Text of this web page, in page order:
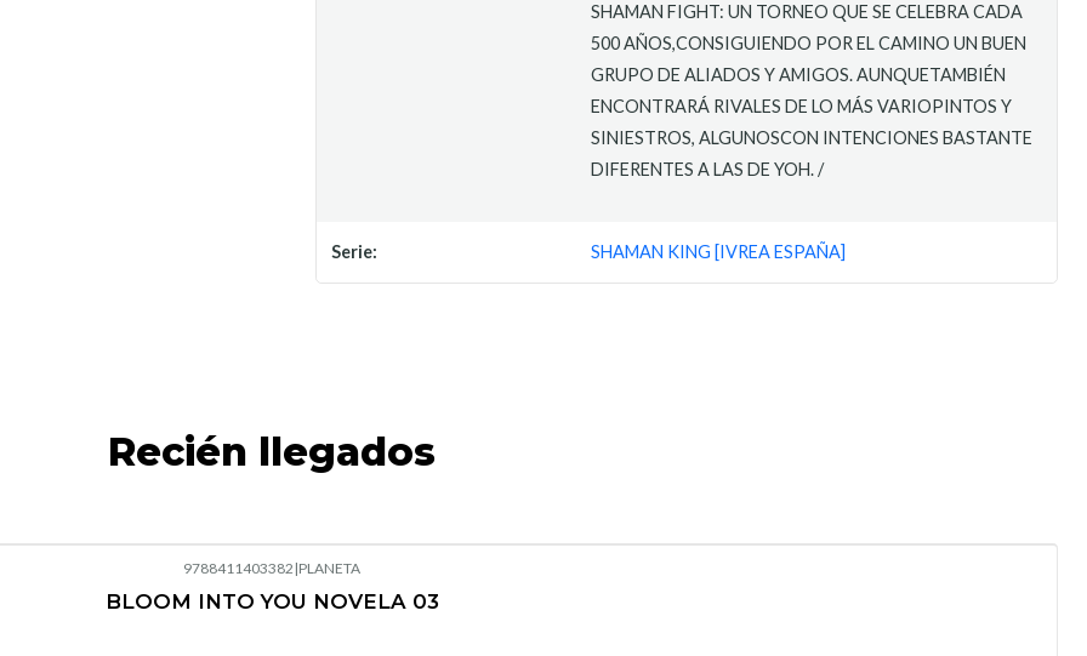
SHAMAN FIGHT: UN TORNEO QUE SE CELEBRA CADA
500 AÑOS,CONSIGUIENDO POR EL CAMINO UN BUEN
GRUPO DE ALIADOS Y AMIGOS. AUNQUETAMBIÉN
ENCONTRARÁ RIVALES DE LO MÁS VARIOPINTOS Y
SINIESTROS, ALGUNOSCON INTENCIONES BASTANTE
DIFERENTES A LAS DE YOH. /
Serie: SHAMAN KING [IVREA ESPAÑA]
Recién llegados
9788411403382 |PLANETA
BLOOM INTO YOU NOVELA 03